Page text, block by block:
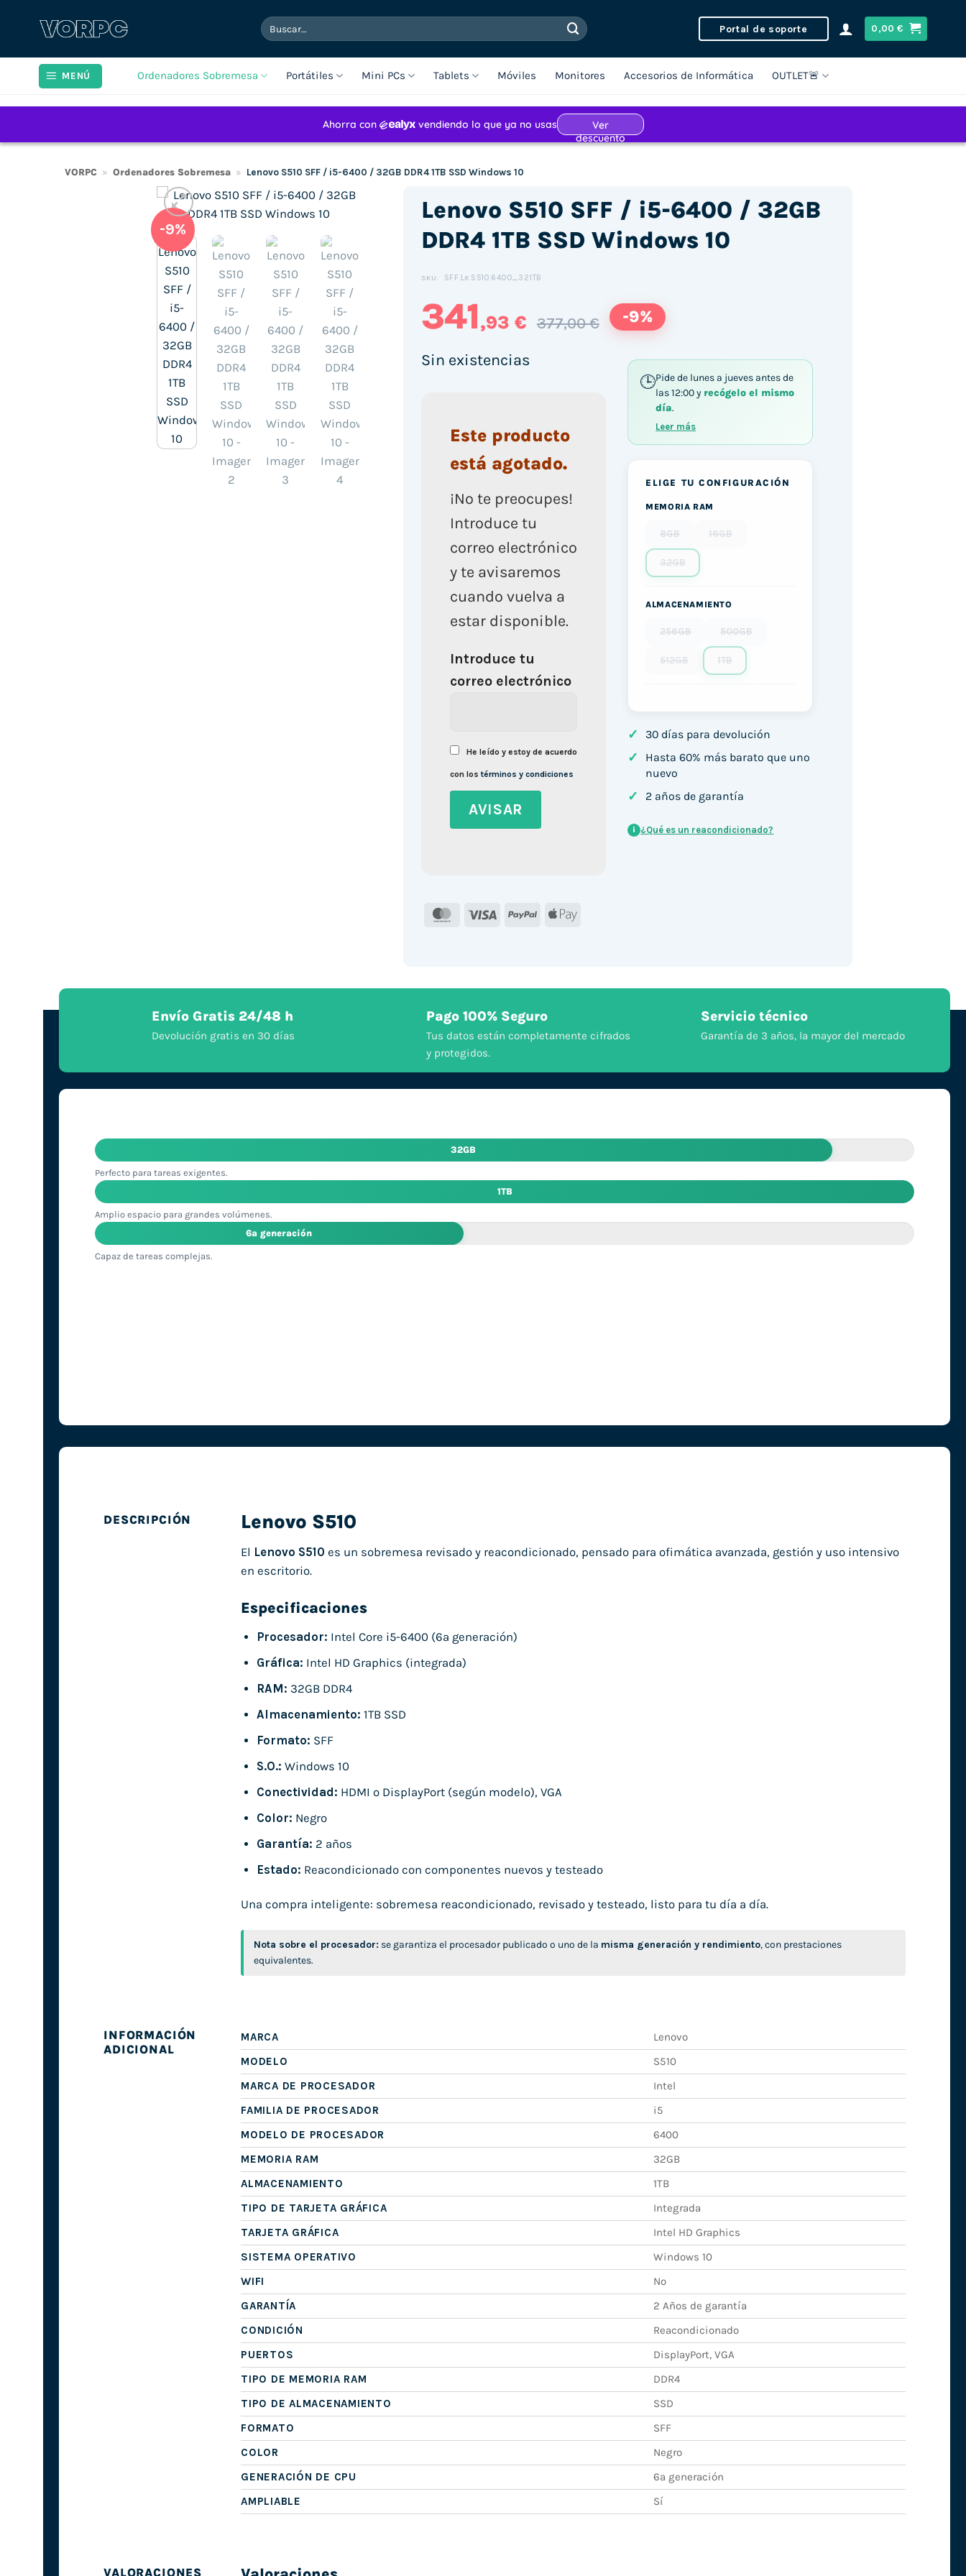
Buscar
por:
Portal de soporte 0,00€
MENÚ Ordenadores Sobremesa Portátiles Mini PCs Tablets Móviles Monitores Accesorios de Informática OUTLET🚨
VORPC » Ordenadores Sobremesa » Lenovo S510 SFF / i5-6400 / 32GB DDR4 1TB SSD Windows 10
-9%
Lenovo S510 SFF / i5-6400 / 32GB
DDR4 1TB SSD Windows 10
SKU: SFF.Le.S510.6400_321TB
341,93 € 377,00 € -9%
Sin existencias
Este producto
está agotado.
¡No te preocupes!
Introduce tu
correo electrónico
y te avisaremos
cuando vuelva a
estar disponible.
Introduce tu
correo electrónico
He leído y estoy de acuerdo
con lostérminos y condiciones
MasterCard
Visa PayPal Apple
Pide de lunes a jueves antes de
las 12:00 y recógelo el mismo
día.
Leer más
ELIGE TU CONFIGURACIÓN
MEMORIA RAM
8GB 16GB
32GB
ALMACENAMIENTO
256GB 500GB
512GB 1TB
✓ 30 días para devolución
✓
Hasta 60% más barato que uno
nuevo
✓ 2 años de garantía
i ¿Qué es un reacondicionado?
Envío Gratis 24/48 h
Devolución gratis en 30 días
Pago 100% Seguro
Tus datos están completamente cifrados
y protegidos.
Servicio técnico
Garantía de 3 años, la mayor del mercado
32GB
Perfecto para tareas exigentes.
1TB
Amplio espacio para grandes volúmenes.
6ª generación
Capaz de tareas complejas.
DESCRIPCIÓN Lenovo S510
El Lenovo S510 es un sobremesa revisado y reacondicionado, pensado para ofimática avanzada, gestión y uso intensivo
en escritorio.
Especificaciones
Procesador: Intel Core i5-6400 (6ª generación)
Gráfica: Intel HD Graphics (integrada)
RAM: 32GB DDR4
Almacenamiento: 1TB SSD
Formato: SFF
S.O.: Windows 10
Conectividad: HDMI o DisplayPort (según modelo), VGA
Color: Negro
Garantía: 2 años
Estado: Reacondicionado con componentes nuevos y testeado
Una compra inteligente: sobremesa reacondicionado, revisado y testeado, listo para tu día a día.
Nota sobre el procesador: se garantiza el procesador publicado o uno de la misma generación y rendimiento, con prestaciones
equivalentes.
INFORMACIÓN
ADICIONAL
MARCA
Lenovo
MODELO
S510
MARCA DE PROCESADOR
Intel
FAMILIA DE PROCESADOR
i5
MODELO DE PROCESADOR
6400
MEMORIA RAM
32GB
ALMACENAMIENTO
1TB
TIPO DE TARJETA GRÁFICA
Integrada
TARJETA GRÁFICA
Intel HD Graphics
SISTEMA OPERATIVO
Windows 10
WIFI
No
GARANTÍA
2 Años de garantía
CONDICIÓN
Reacondicionado
PUERTOS
DisplayPort, VGA
TIPO DE MEMORIA RAM
DDR4
TIPO DE ALMACENAMIENTO
SSD
FORMATO
SFF
COLOR
Negro
GENERACIÓN DE CPU
6ª generación
AMPLIABLE
Sí
VALORACIONES